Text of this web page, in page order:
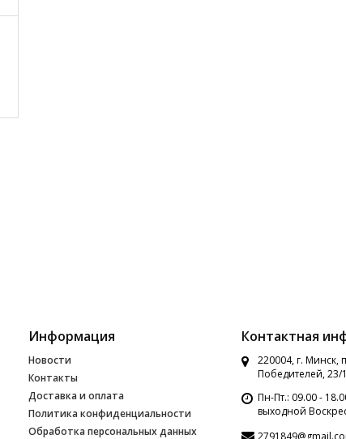
Информация
Новости
Контакты
Доставка и оплата
Политика конфиденциальности
Обработка персональных данных
Контактная
220004, г. Минск,
Победителей, 23/
Пн-Пт.: 09.00 -
выходной